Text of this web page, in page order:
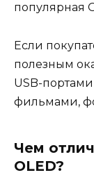
популярная
Если
полезным
USB-
фильмами,
Чем
OLED?